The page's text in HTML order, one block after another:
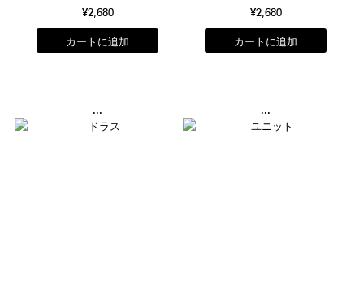
¥2,680
¥2,680
... ...